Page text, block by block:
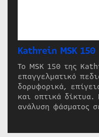
Kathrein MSK 150
Το MSK 150 της
επαγγελματικό
δορυφορικά,
και οπτικά
ανάλυση φάσματος